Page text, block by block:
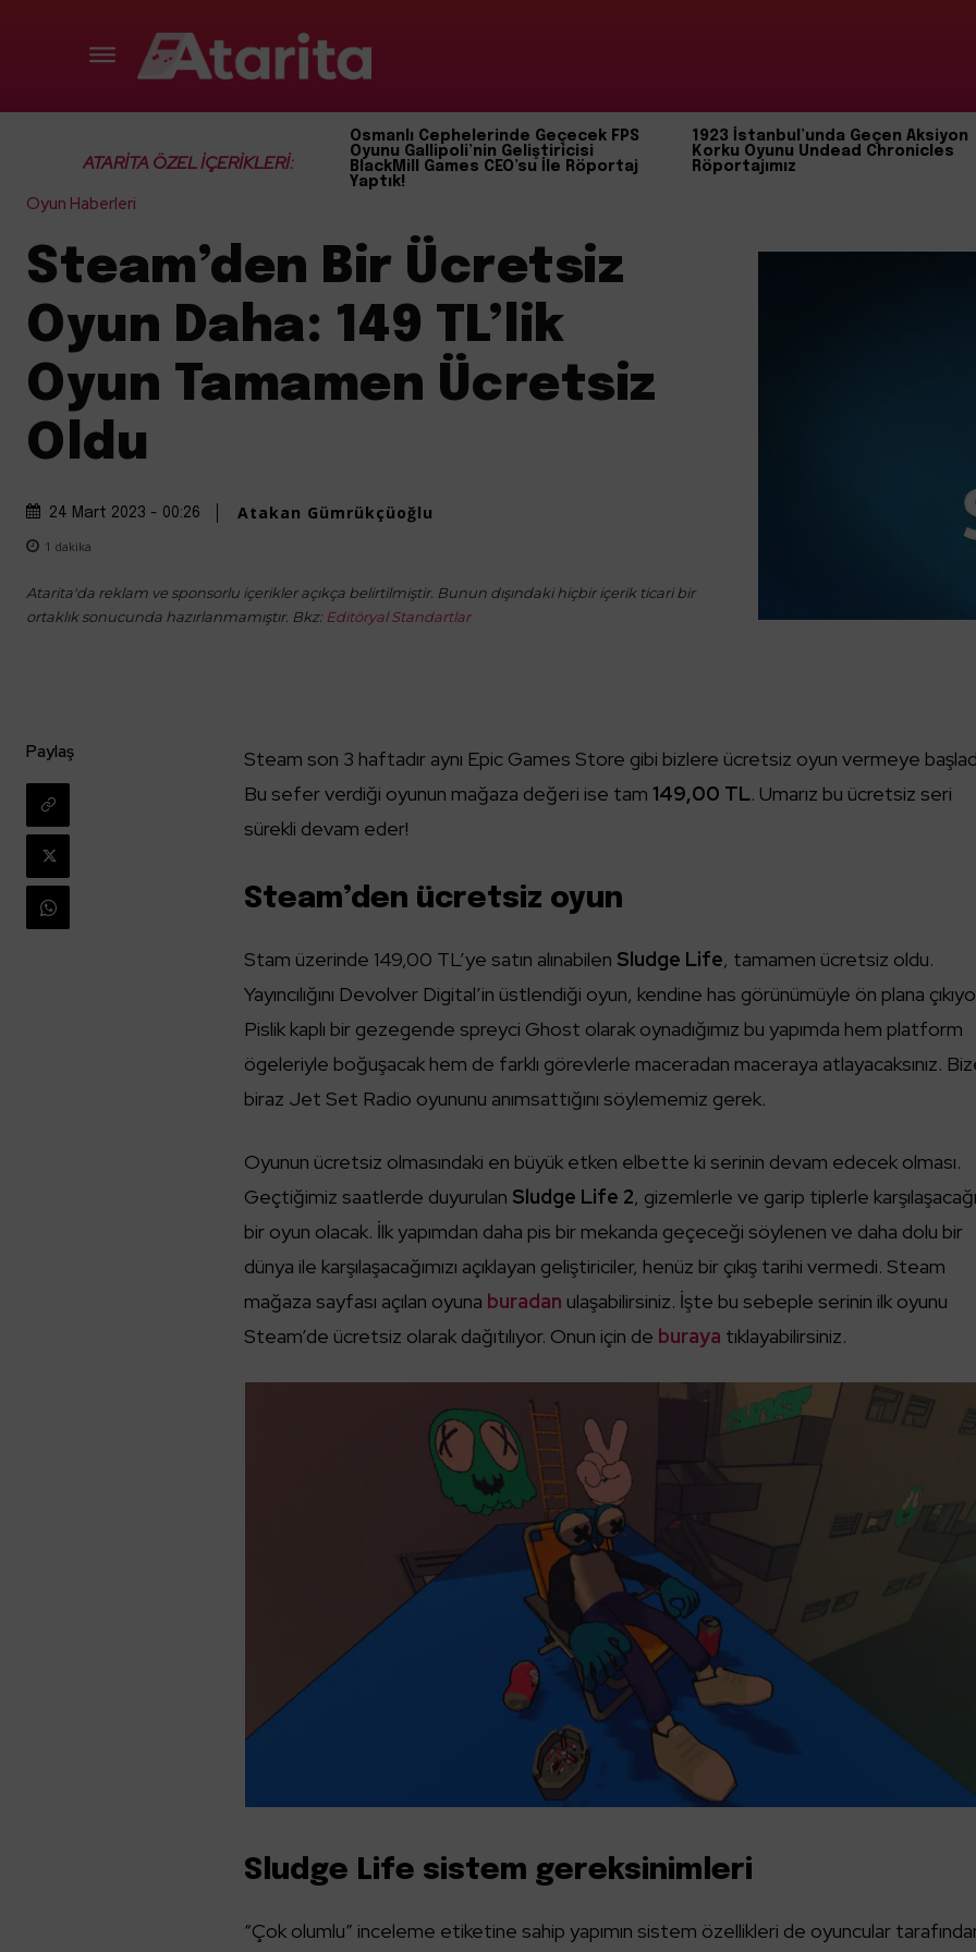
ATARİTA ÖZEL İÇERİKLERİ:
Osmanlı Cephelerinde Geçecek FPS
Oyunu Gallipoli’nin Geliştiricisi
BlackMill Games CEO’su İle Röportaj
Yaptık!
1923 İstanbul’unda Geçen Aksiyon
Korku Oyunu Undead Chronicles
Röportajımız
Oyun Haberleri
Steam’den Bir Ücretsiz
Oyun Daha: 149 TL’lik
Oyun Tamamen Ücretsiz
Oldu
24 Mart 2023 - 00:26 Atakan Gümrükçüoğlu
1 dakika
Atarita'da reklam ve sponsorlu içerikler açıkça belirtilmiştir. Bunun dışındaki hiçbir içerik ticari bir
ortaklık sonucunda hazırlanmamıştır. Bkz: Editöryal Standartlar
Paylaş
Steam son 3 haftadır aynı Epic Games Store gibi bizlere ücretsiz oyun vermeye
Bu sefer verdiği oyunun mağaza değeri ise tam149,00 TL. Umarız bu ücretsiz seri
sürekli devam eder!
Steam’den ücretsiz oyun
Stam üzerinde 149,00 TL’ye satın alınabilen Sludge Life, tamamen ücretsiz oldu.
Yayıncılığını Devolver Digital’in üstlendiği oyun, kendine has görünümüyle ön plana
Pislik kaplı bir gezegende spreyci Ghost olarak oynadığımız bu yapımda hem platform
ögeleriyle boğuşacak hem de farklı görevlerle maceradan maceraya atlayacaksınız.
biraz Jet Set Radio oyununu anımsattığını söylememiz gerek.
Oyunun ücretsiz olmasındaki en büyük etken elbette ki serinin devam edecek olması.
Geçtiğimiz saatlerde duyurulan Sludge Life 2, gizemlerle ve garip tiplerle
bir oyun olacak. İlk yapımdan daha pis bir mekanda geçeceği söylenen ve daha dolu bir
dünya ile karşılaşacağımızı açıklayan geliştiriciler, henüz bir çıkış tarihi vermedi. Steam
mağaza sayfası açılan oyuna buradan ulaşabilirsiniz. İşte bu sebeple serinin ilk oyunu
Steam’de ücretsiz olarak dağıtılıyor. Onun için de buraya tıklayabilirsiniz.
Sludge Life sistem gereksinimleri
“Çok olumlu” inceleme etiketine sahip yapımın sistem özellikleri de oyuncular